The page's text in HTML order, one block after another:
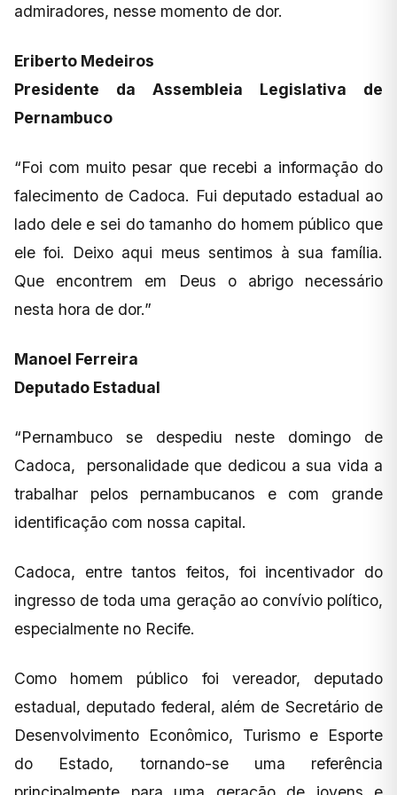
admiradores, nesse momento de dor.
Eriberto Medeiros
Presidente da Assembleia Legislativa de
Pernambuco
“Foi com muito pesar que recebi a informação do
falecimento de Cadoca. Fui deputado estadual ao
lado dele e sei do tamanho do homem público que
ele foi. Deixo aqui meus sentimos à sua família.
Que encontrem em Deus o abrigo necessário
nesta hora de dor.”
Manoel Ferreira
Deputado Estadual
“Pernambuco se despediu neste domingo de
Cadoca, personalidade que dedicou a sua vida a
trabalhar pelos pernambucanos e com grande
identificação com nossa capital.
Cadoca, entre tantos feitos, foi incentivador do
ingresso de toda uma geração ao convívio político,
especialmente no Recife.
Como homem público foi vereador, deputado
estadual, deputado federal, além de Secretário de
Desenvolvimento Econômico, Turismo e Esporte
do Estado, tornando-se uma referência